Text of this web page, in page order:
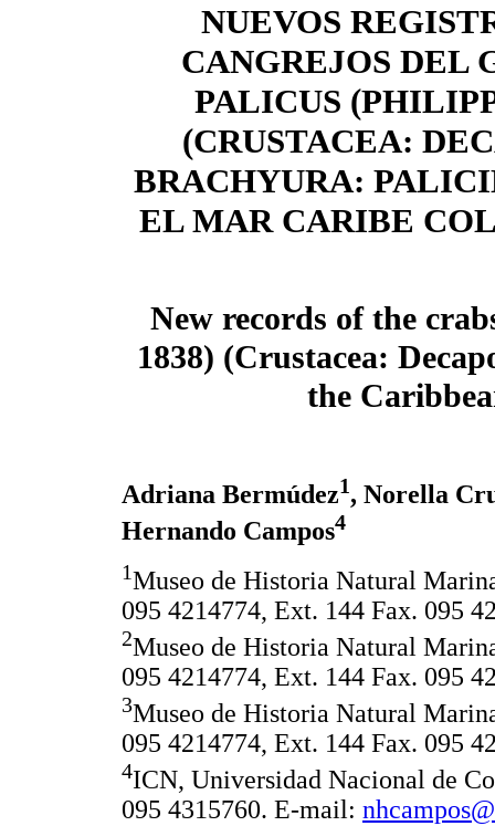
NUEVOS
CANGREJOS DEL
PALICUS
(CRUSTACEA:
BRACHYURA:
EL MAR CARIBE
New records of the
1838) (Crustacea:
the
Adriana Bermúdez1, Norella
Hernando Campos4
1Museo de Historia Natural
095 4214774, Ext. 144 Fax. 095
2Museo de Historia Natural
095 4214774, Ext. 144 Fax. 095
3Museo de Historia Natural
095 4214774, Ext. 144 Fax. 095
4ICN, Universidad Nacional de
095 4315760. E-mail: